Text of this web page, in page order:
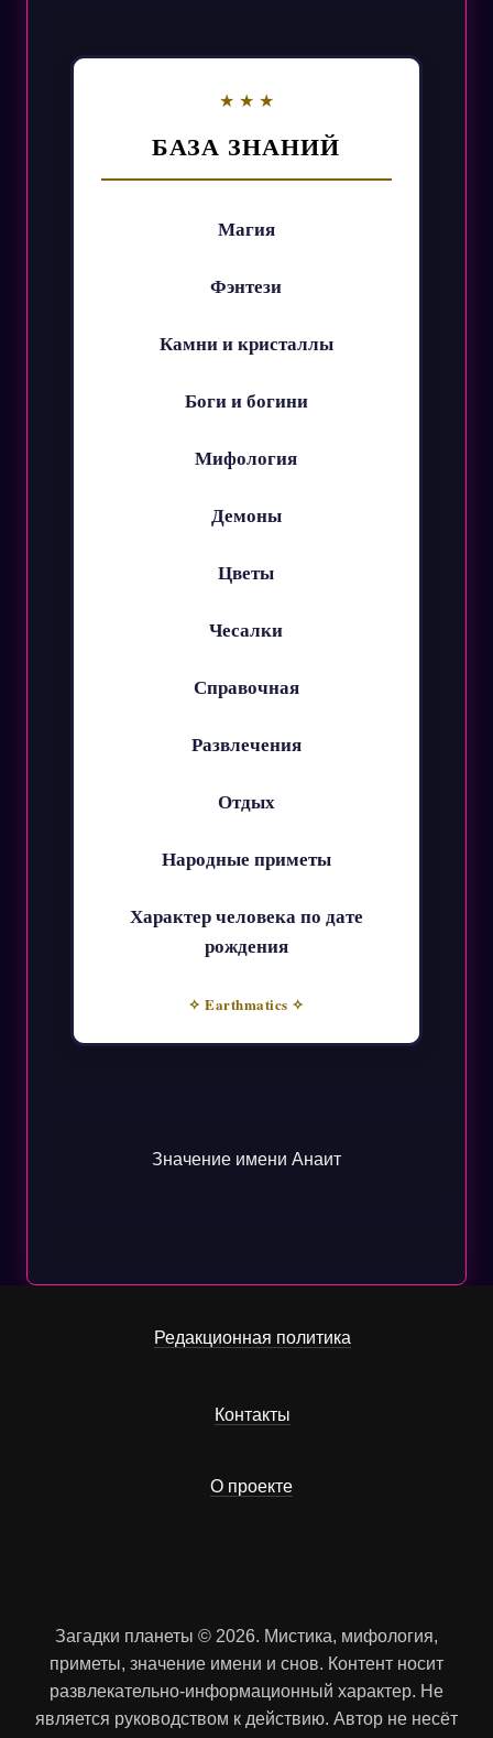
БАЗА ЗНАНИЙ
Магия
Фэнтези
Камни и кристаллы
Боги и богини
Мифология
Демоны
Цветы
Чесалки
Справочная
Развлечения
Отдых
Народные приметы
Характер человека по дате
рождения
✧ Earthmatics ✧
Значение имени Анаит
Редакционная политика
Контакты
О проекте
Загадки планеты © 2026. Мистика, мифология,
приметы, значение имени и снов. Контент носит
развлекательно-информационный характер. Не
является руководством к действию. Автор не несёт